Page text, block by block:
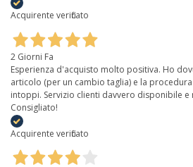
Acquirente verificato
2 Giorni Fa
Esperienza d'acquisto molto positiva. Ho
articolo (per un cambio taglia) e la
intoppi. Servizio clienti davvero disponibile e
Consigliato!
Acquirente verificato